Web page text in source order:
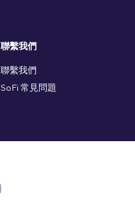
聯繫我們
聯繫我們
SoFi 常見問題